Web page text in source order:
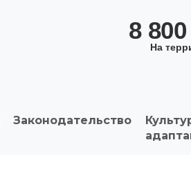
8
На
Законодательство